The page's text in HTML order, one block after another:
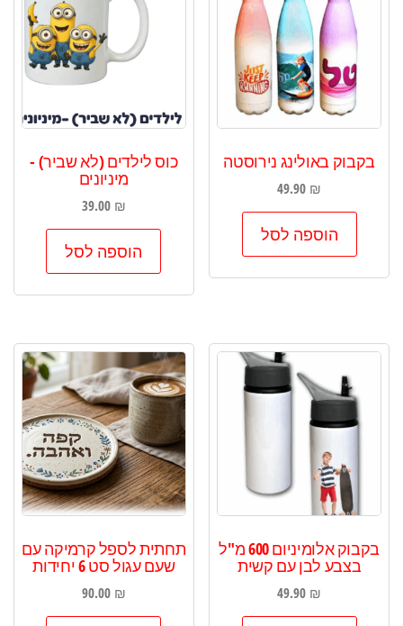
בקבוק באולינג נירוסטה
49.90 ₪
הוספה לסל
כוס לילדים (לא שביר) -
מיניונים
39.00 ₪
הוספה לסל
בקבוק אלומיניום 600 מ"ל
בצבע לבן עם קשית
49.90 ₪
תחתית לספל קרמיקה עם
שעם עגול סט 6 יחידות
90.00 ₪